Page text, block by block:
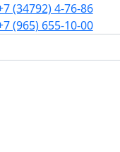
(34792) 4-76-86
(965) 655-10-00